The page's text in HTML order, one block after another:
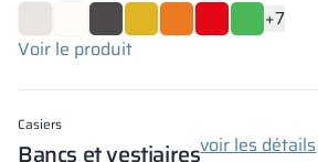
+7
Voir le produit
Casiers
Bancs et vestiairesvoir les détails